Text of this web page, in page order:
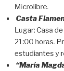
Microlibre.
Casta
Lugar: Casa
21:00 horas.
estudiantes y
“María